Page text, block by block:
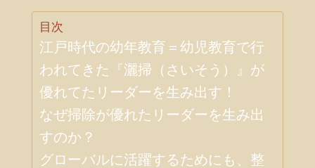
目次
江戸時代の幼年教育＝幼児教育で行
われてきた『灑掃（さいそう）』が
優れてたリーダーを生み出す！
なぜ掃除が優れたリーダーを生み出
すのか？
グローバルに活躍するためにも、整